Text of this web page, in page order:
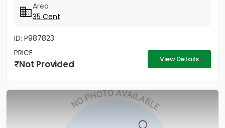
Area
35 Cent
ID: P987823
PRICE
Not Provided View Details